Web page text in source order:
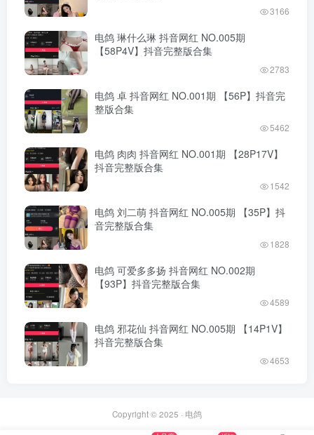
3166
电鸽 琳什么琳 抖音网红 NO.005期
【58P4V】抖音完整版合集
2783
电鸽 卓 抖音网红 NO.001期 【56P】抖音完
整版合集
5462
电鸽 肉肉 抖音网红 NO.001期 【28P17V】
抖音完整版合集
1542
电鸽 刘二萌 抖音网红 NO.005期 【35P】抖
音完整版合集
1828
电鸽 可爱多多扬 抖音网红 NO.002期
【93P】抖音完整版合集
4589
电鸽 邪花仙 抖音网红 NO.005期 【14P1V】
抖音完整版合集
4653
Copyright © 2025 · 电鸽